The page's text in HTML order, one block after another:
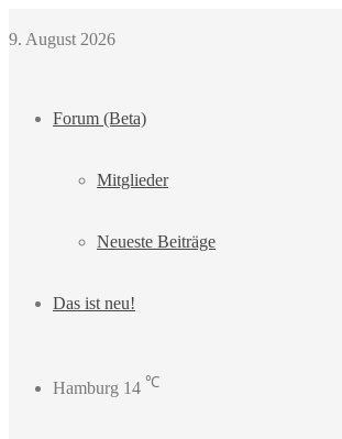
9. August 2026
Forum (Beta)
Mitglieder
Neueste Beiträge
Das ist neu!
Hamburg 14 ℃